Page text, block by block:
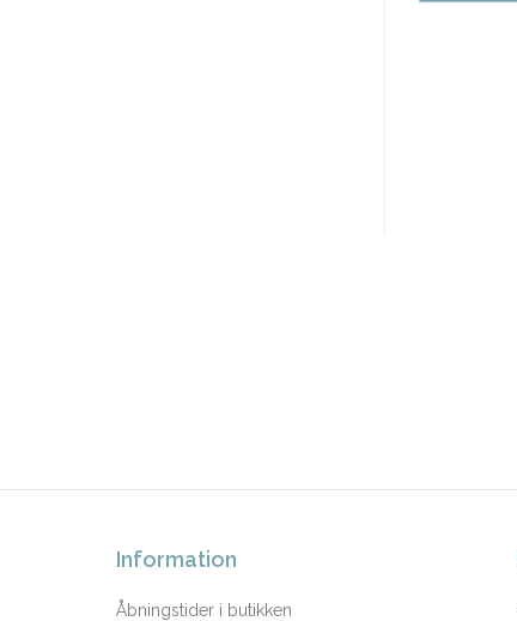
Information
Åbningstider i butikken